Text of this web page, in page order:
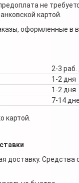
не
картой.
оформленные в
2-3 раб.
1-2 дня
1-2 дня
7-14
картой.
доставку. Средства